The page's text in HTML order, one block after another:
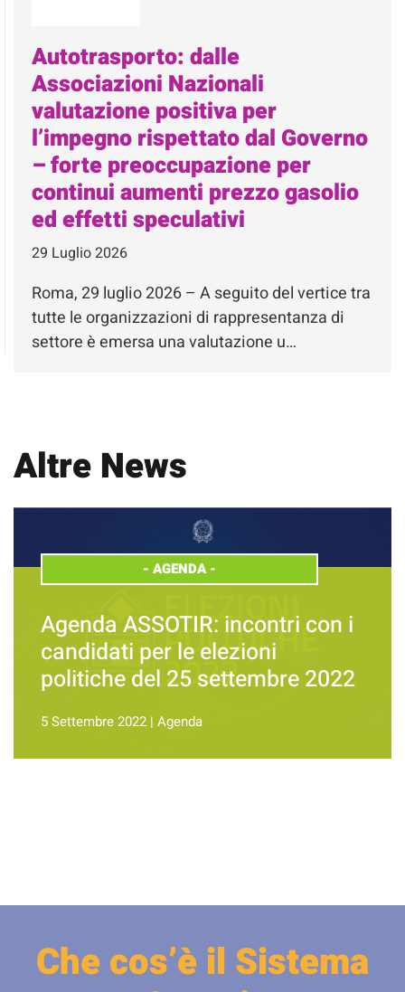
Autotrasporto: dalle
Associazioni Nazionali
valutazione positiva per
l’impegno rispettato dal Governo
– forte preoccupazione per
continui aumenti prezzo gasolio
ed effetti speculativi
29 Luglio 2026
Roma, 29 luglio 2026 – A seguito del vertice tra
tutte le organizzazioni di rappresentanza di
settore è emersa una valutazione u…
Altre News
- AGENDA-
Agenda ASSOTIR: incontri con i
candidati per le elezioni
politiche del 25 settembre 2022
5 Settembre 2022 | Agenda
Che cos’è il Sistema